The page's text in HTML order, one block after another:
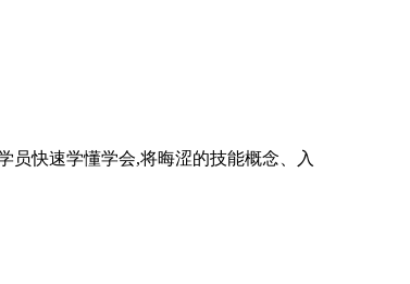
员快速学懂学会,将晦涩的技能概念、入